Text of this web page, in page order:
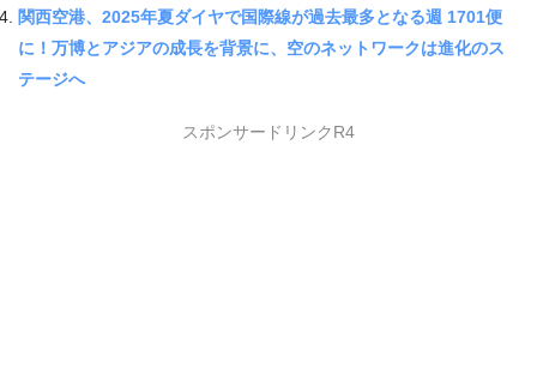
関西空港、2025年夏ダイヤで国際線が過去最多となる週 1701便
に！万博とアジアの成長を背景に、空のネットワークは進化のス
テージへ
スポンサードリンクR4